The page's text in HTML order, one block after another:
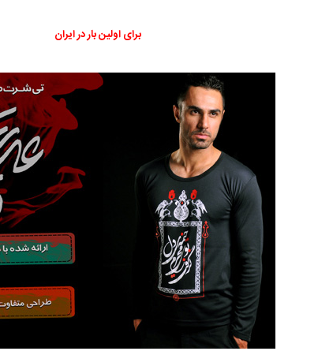
برای اولین بار در ایران